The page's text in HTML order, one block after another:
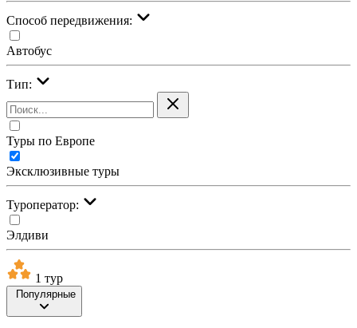
Cпособ передвижения:
Автобус
Тип:
Туры по Европе
Эксклюзивные туры
Туроператор:
Элдиви
1 тур
Популярные